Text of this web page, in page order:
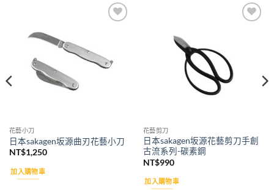
花藝小刀
日本sakagen坂源曲刃花藝小刀
NT$1,250
加入購物車
花藝剪刀
日本sakagen坂源花藝剪刀手創
古流系列-碳素鋼
NT$990
加入購物車